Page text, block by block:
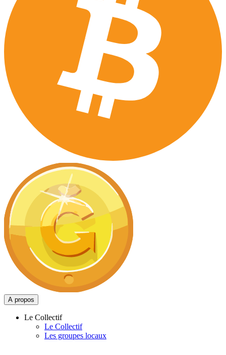
A propos
Le Collectif
Le Collectif
Les groupes locaux